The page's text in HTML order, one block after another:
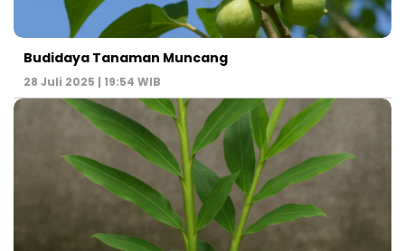
Budidaya Tanaman Muncang
28 Juli 2025 | 19:54 WIB